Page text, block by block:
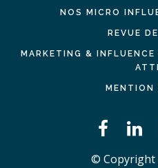
NOS MICRO
REVUE
MARKETING &
MENTION
© Copyright